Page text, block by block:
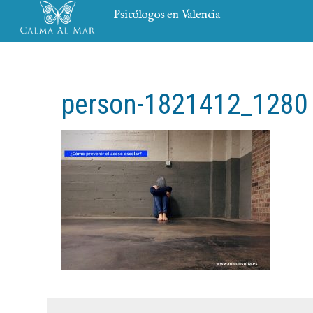
Psicólogos en Valencia
person-1821412_1280